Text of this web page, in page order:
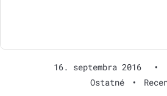
16. septembra 2016 •
Ostatné
•